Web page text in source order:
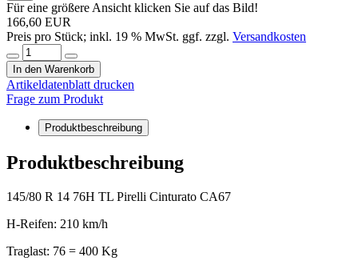
Für eine größere Ansicht klicken Sie auf das Bild!
166,60 EUR
Preis pro Stück; inkl. 19 % MwSt. ggf. zzgl. Versandkosten
In den Warenkorb
Artikeldatenblatt drucken
Frage zum Produkt
Produktbeschreibung
Produktbeschreibung
145/80 R 14 76H TL Pirelli Cinturato CA67
H-Reifen: 210 km/h
Traglast: 76 = 400 Kg